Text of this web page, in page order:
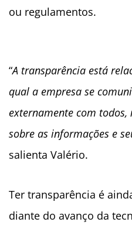
ou regulamentos.
“A transparência está
qual a empresa se
externamente com
sobre as informações e
salienta Valério.
Ter transparência é
diante do avanço da